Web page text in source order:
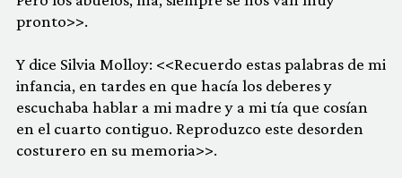
pronto>>.
Y dice Silvia Molloy: <<Recuerdo estas palabras de mi
infancia, en tardes en que hacía los deberes y
escuchaba hablar a mi madre y a mi tía que cosían
en el cuarto contiguo. Reproduzco este desorden
costurero en su memoria>>.